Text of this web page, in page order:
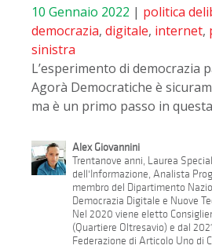
10 Gennaio 2022 | politica
democrazia, digitale, internet,
sinistra
L’esperimento di democrazia
Agorà Democratiche è
ma è un primo passo in
Alex Giovannini
Trentanove anni, Laurea
dell'Informazione, Analista
membro del Dipartimento
Democrazia Digitale e Nuove
Nel 2020 viene eletto
(Quartiere Oltresavio) e dal
Federazione di Articolo Uno di